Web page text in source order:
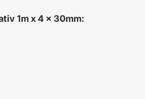
1m x 4 x 30mm: